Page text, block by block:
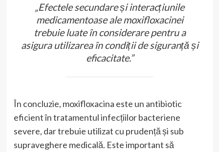
„Efectele secundare și interacțiunile
medicamentoase ale moxifloxacinei
trebuie luate în considerare pentru a
asigura utilizarea în condiții de siguranță și
eficacitate.”
În concluzie, moxifloxacina este un antibiotic
eficient în tratamentul infecțiilor bacteriene
severe, dar trebuie utilizat cu prudență și sub
supraveghere medicală. Este important să